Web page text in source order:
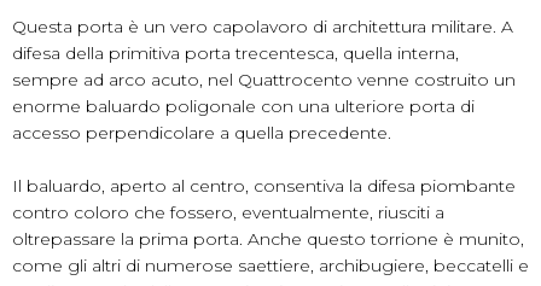
Questa porta è un vero capolavoro di architettura militare. A
difesa della primitiva porta trecentesca, quella interna,
sempre ad arco acuto, nel Quattrocento venne costruito un
enorme baluardo poligonale con una ulteriore porta di
accesso perpendicolare a quella precedente.
Il baluardo, aperto al centro, consentiva la difesa piombante
contro coloro che fossero, eventualmente, riusciti a
oltrepassare la prima porta. Anche questo torrione è munito,
come gli altri di numerose saettiere, archibugiere, beccatelli e